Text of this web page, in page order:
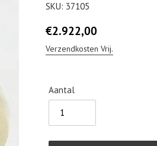
SKU: 37105
Normale
prijs
€2.922,00
Verzendkosten Vrij.
Aantal